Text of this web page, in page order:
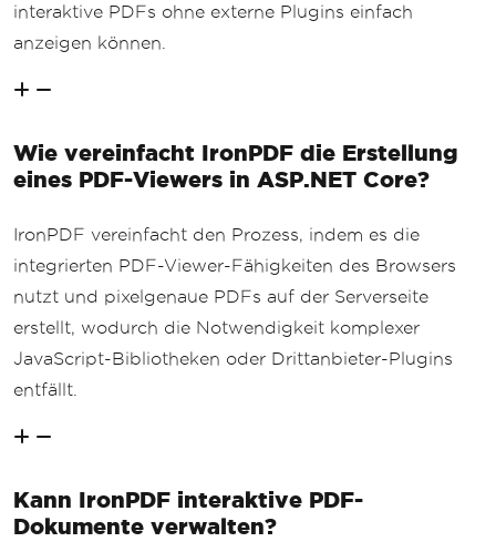
interaktive PDFs ohne externe Plugins einfach
anzeigen können.
Wie vereinfacht IronPDF die Erstellung
eines PDF-Viewers in ASP.NET Core?
IronPDF vereinfacht den Prozess, indem es die
integrierten PDF-Viewer-Fähigkeiten des Browsers
nutzt und pixelgenaue PDFs auf der Serverseite
erstellt, wodurch die Notwendigkeit komplexer
JavaScript-Bibliotheken oder Drittanbieter-Plugins
entfällt.
Kann IronPDF interaktive PDF-
Dokumente verwalten?